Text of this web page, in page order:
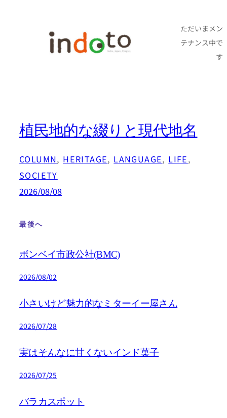
ただいまメン
テナンス中で
す
植民地的な綴りと現代地名
COLUMN, HERITAGE, LANGUAGE, LIFE
SOCIETY
2026/08/08
最後へ
ボンベイ市政公社(BMC)
2026/08/02
小さいけど魅力的なミターイー屋さん
2026/07/28
実はそんなに甘くないインド菓子
2026/07/25
バラカスポット